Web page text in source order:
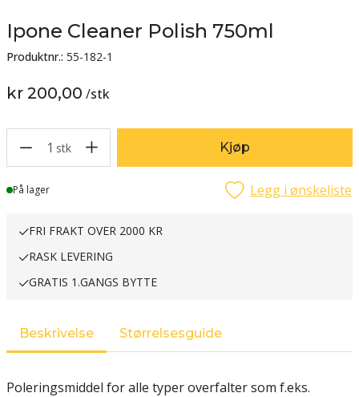
Ipone Cleaner Polish 750ml
Produktnr.: 55-182-1
kr 200,00 /stk
1 stk Kjøp
Lager
På lager Legg i ønskeliste
FRI FRAKT OVER 2000 KR
RASK LEVERING
GRATIS 1.GANGS BYTTE
Beskrivelse Størrelsesguide
Poleringsmiddel for alle typer overfalter som f.eks.